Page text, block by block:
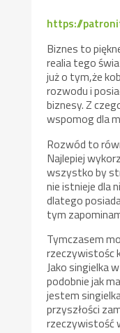
https://
Biznes to
realia tego
już o tym,że
rozwodu i
biznesy. Z
wspomog dla
Rozwód to
Najlepiej
wszystko by
nie istnieje dla
dlatego
tym
Tymczasem
rzeczywistośc
Jako singielka
podobnie jak
jestem
przyszłości
rzeczywistość